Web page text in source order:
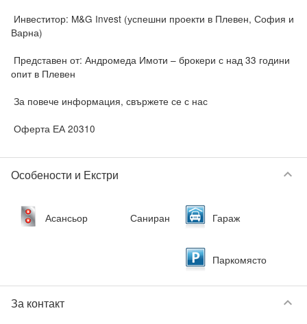
Варна)
опит в Плевен
Оферта ЕА 20310
Особености и Екстри keyboard_arrow_down
Асансьор Саниран Гараж
Паркомясто
За контакт keyboard_arrow_down